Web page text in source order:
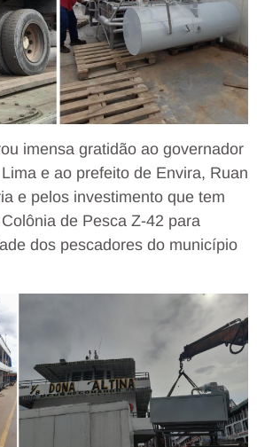
imensa gratidão ao governador
e ao prefeito de Envira, Ruan
e pelos investimento que tem
de Pesca Z-42 para
dos pescadores do município